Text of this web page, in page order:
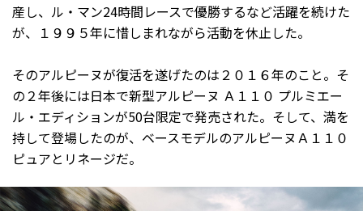
産し、ル・マン24時間レースで優勝するなど活躍を続けた
が、１９９５年に惜しまれながら活動を休止した。
そのアルピーヌが復活を遂げたのは２０１６年のこと。そ
の２年後には日本で新型アルピーヌ Ａ１１０ プルミエー
ル・エディションが50台限定で発売された。そして、満を
持して登場したのが、ベースモデルのアルピーヌＡ１１０
ピュアとリネージだ。